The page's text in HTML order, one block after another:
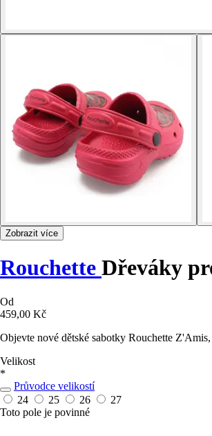
Zobrazit více
Rouchette Dřeváky
Od
459,00 Kč
Objevte nové dětské sabotky Rouchette
Velikost
*
Průvodce velikostí
24
25 26
27
Toto pole je povinné